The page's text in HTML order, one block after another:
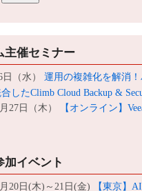
主催セミナー
日（水） 運用の複雑化を解消
したClimb Cloud Backup &
27日（木）
【オンライン】
加イベント
20日(木)～21日(金)
【東京】